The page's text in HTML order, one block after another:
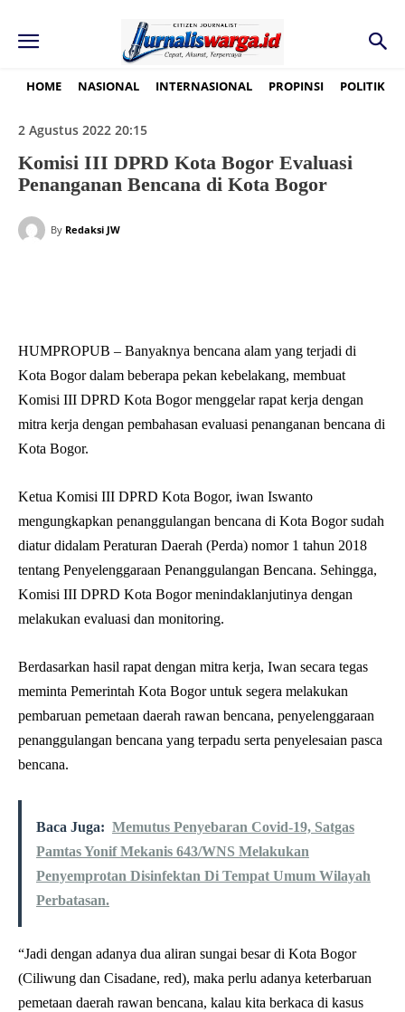
HOME NASIONAL INTERNASIONAL PROPINSI POLITIK
2 Agustus 2022 20:15
Komisi III DPRD Kota Bogor Evaluasi
Penanganan Bencana di Kota Bogor
By Redaksi JW
HUMPROPUB – Banyaknya bencana alam yang terjadi di
Kota Bogor dalam beberapa pekan kebelakang, membuat
Komisi III DPRD Kota Bogor menggelar rapat kerja dengan
mitra kerja dengan pembahasan evaluasi penanganan bencana di
Kota Bogor.
Ketua Komisi III DPRD Kota Bogor, iwan Iswanto
mengungkapkan penanggulangan bencana di Kota Bogor sudah
diatur didalam Peraturan Daerah (Perda) nomor 1 tahun 2018
tentang Penyelenggaraan Penanggulangan Bencana. Sehingga,
Komisi III DPRD Kota Bogor menindaklanjutinya dengan
melakukan evaluasi dan monitoring.
Berdasarkan hasil rapat dengan mitra kerja, Iwan secara tegas
meminta Pemerintah Kota Bogor untuk segera melakukan
pembaruan pemetaan daerah rawan bencana, penyelenggaraan
penanggulangan bencana yang terpadu serta penyelesaian pasca
bencana.
Baca Juga: Memutus Penyebaran Covid-19, Satgas
Pamtas Yonif Mekanis 643/WNS Melakukan
Penyemprotan Disinfektan Di Tempat Umum Wilayah
Perbatasan.
“Jadi dengan adanya dua aliran sungai besar di Kota Bogor
(Ciliwung dan Cisadane, red), maka perlu adanya keterbaruan
pemetaan daerah rawan bencana, kalau kita berkaca di kasus